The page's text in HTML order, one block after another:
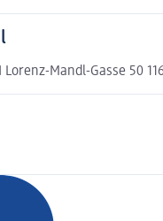
Lorenz-Mandl-Gasse 50